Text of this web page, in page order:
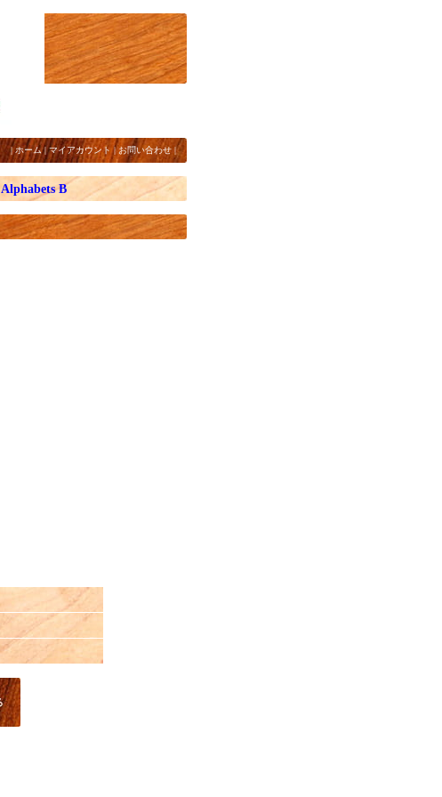
|ホーム|マイアカウント | お問い合わせ |
Alphabets B